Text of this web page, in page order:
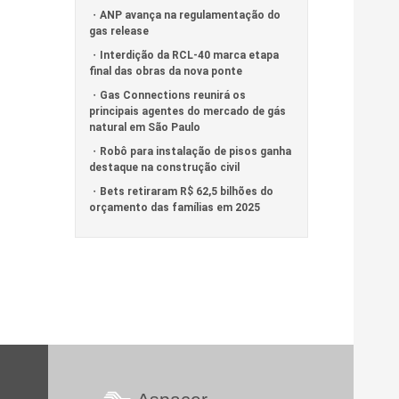
ANP avança na regulamentação do
gas release
Interdição da RCL-40 marca etapa
final das obras da nova ponte
Gas Connections reunirá os
principais agentes do mercado de gás
natural em São Paulo
Robô para instalação de pisos ganha
destaque na construção civil
Bets retiraram R$ 62,5 bilhões do
orçamento das famílias em 2025